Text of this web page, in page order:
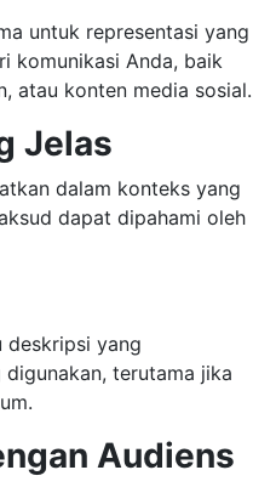
untuk representasi yang
komunikasi Anda, baik
atau konten media sosial.
Jelas
dalam konteks yang
dapat dipahami oleh
deskripsi yang
terutama jika
Audiens